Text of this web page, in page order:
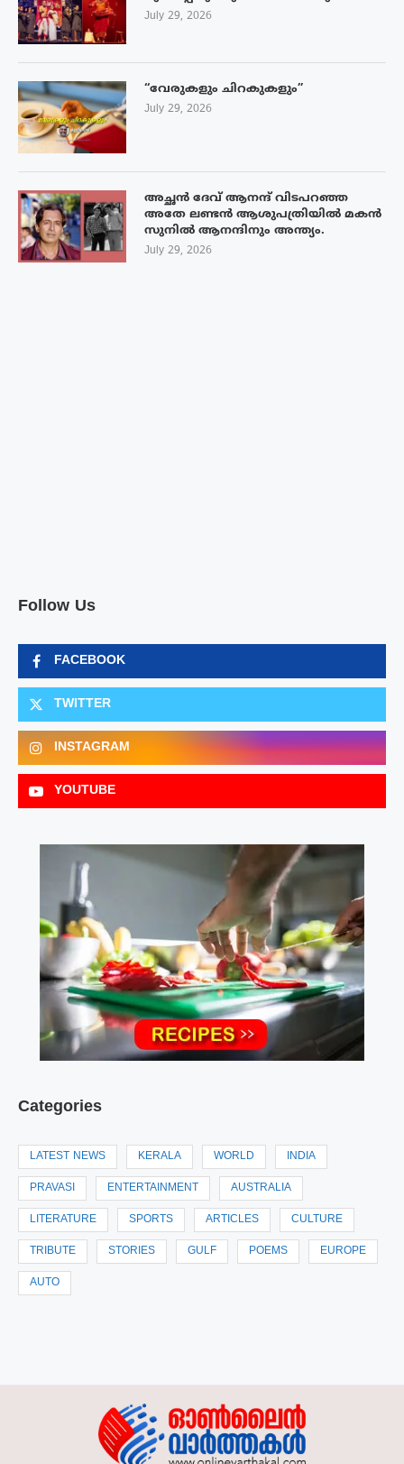
July 29, 2026
“വേരുകളും ചിറകുകളും”
July 29, 2026
അച്ഛൻ ദേവ് ആനന്ദ് വിടപറഞ്ഞ
അതേ ലണ്ടൻ ആശുപത്രിയിൽ മകൻ
സുനിൽ ആനന്ദിനും അന്ത്യം.
July 29, 2026
Follow Us
FACEBOOK
TWITTER
INSTAGRAM
YOUTUBE
Categories
LATEST NEWS KERALA WORLD INDIA
PRAVASI ENTERTAINMENT AUSTRALIA
LITERATURE SPORTS ARTICLES CULTURE
TRIBUTE STORIES GULF POEMS EUROPE
AUTO